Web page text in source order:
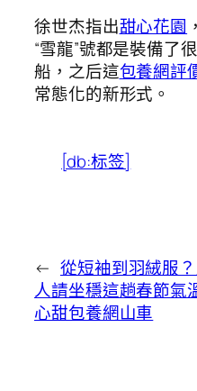
徐世杰指出甜心花園
“雪龍”號都是裝備了
船，之后這包養網評
常態化的新形式。
[db:标签]
← 從短袖到羽絨服
人請坐穩這趟春節氣
心甜包養網山車